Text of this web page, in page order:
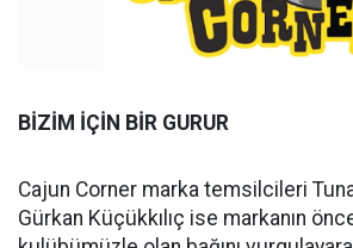
BİZİM İÇİN BİR GURUR
Cajun Corner marka temsilcileri
Gürkan Küçükkılıç ise markanın